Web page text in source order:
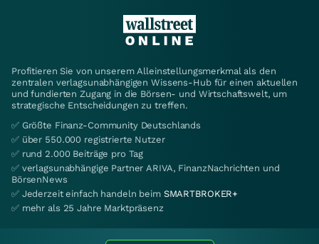
Profitieren Sie von unserem Alleinstellungsmerkmal als den
zentralen verlagsunabhängigen Wissens-Hub für einen aktuellen
und fundierten Zugang in die Börsen- und Wirtschaftswelt, um
strategische Entscheidungen zu treffen.
✅ Größte Finanz-Community Deutschlands
✅ über 550.000 registrierte Nutzer
✅ rund 2.000 Beiträge pro Tag
✅ verlagsunabhängige Partner ARIVA, FinanzNachrichten und
BörsenNews
✅ Jederzeit einfach handeln beim SMARTBROKER+
✅ mehr als 25 Jahre Marktpräsenz